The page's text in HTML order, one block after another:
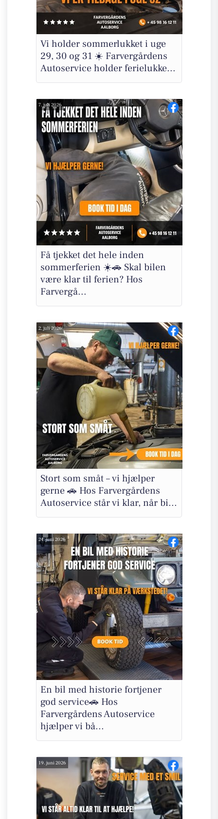
Vi holder sommerlukket i uge
29, 30 og 31 ☀️ Farvergårdens
Autoservice holder ferielukke...
7. juli 2026
Få tjekket det hele inden
sommerferien ☀️🚗 Skal bilen
være klar til ferien? Hos
Farvergå...
2. juli 2026
Stort som småt – vi hjælper
gerne 🚗 Hos Farvergårdens
Autoservice står vi klar, når bi...
24. juni 2026
En bil med historie fortjener
god service🚗 Hos
Farvergårdens Autoservice
hjælper vi bå...
19. juni 2026